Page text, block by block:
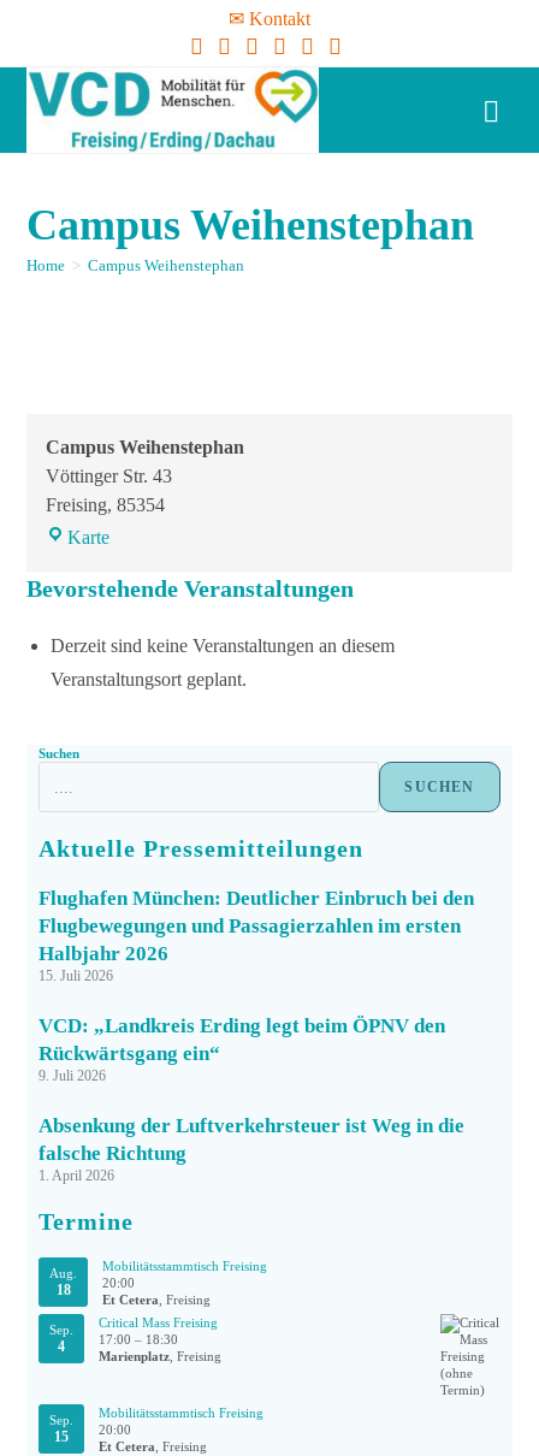
✉ Kontakt
Campus Weihenstephan
Home > Campus Weihenstephan
Campus Weihenstephan
Vöttinger Str. 43
Freising,85354
Karte
Bevorstehende Veranstaltungen
Derzeit sind keine Veranstaltungen an diesem
Veranstaltungsort geplant.
Suchen
SUCHEN
Aktuelle Pressemitteilungen
Flughafen München: Deutlicher Einbruch bei den
Flugbewegungen und Passagierzahlen im ersten
Halbjahr 2026
15. Juli 2026
VCD: „Landkreis Erding legt beim ÖPNV den
Rückwärtsgang ein“
9. Juli 2026
Absenkung der Luftverkehrsteuer ist Weg in die
falsche Richtung
1. April 2026
Termine
Aug.
18
Mobilitätsstammtisch Freising
20:00
Et Cetera , Freising
Sep.
4
Critical Mass Freising
17:00 – 18:30
Marienplatz , Freising
Sep.
15
Mobilitätsstammtisch Freising
20:00
Et Cetera , Freising